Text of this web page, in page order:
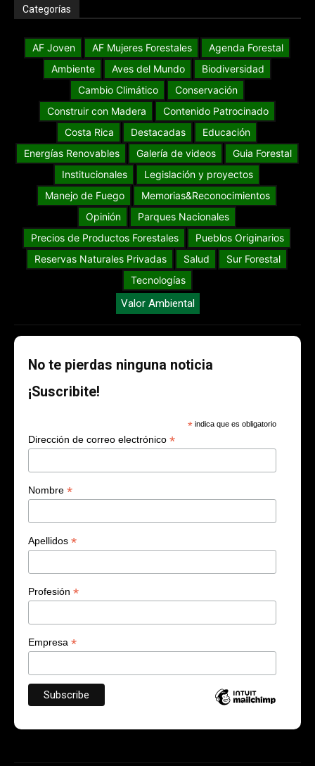
Categorías
AF Joven AF Mujeres Forestales
Agenda Forestal
Ambiente
Aves del Mundo
Biodiversidad
Cambio Climático
Conservación
Construir con Madera
Contenido Patrocinado
Costa Rica
Destacadas
Educación
Energías Renovables
Galería de videos
Guia Forestal
Institucionales
Legislación y proyectos
Manejo de Fuego
Memorias&Reconocimientos
Opinión
Parques Nacionales
Precios de Productos Forestales
Pueblos Originarios
Reservas Naturales Privadas
Salud
Sur Forestal
Tecnologías
Valor Ambiental
No te pierdas ninguna noticia
¡Suscribite!
* indica que es obligatorio
Dirección de correo electrónico *
Nombre *
Apellidos *
Profesión *
Empresa *